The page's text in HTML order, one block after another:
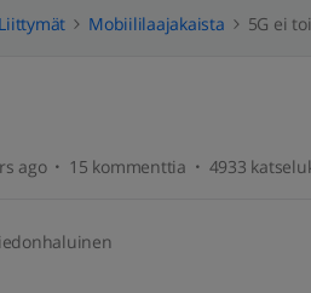
Liittymät Mobiililaajakaista 5G ei
ago 15 kommenttia 4933